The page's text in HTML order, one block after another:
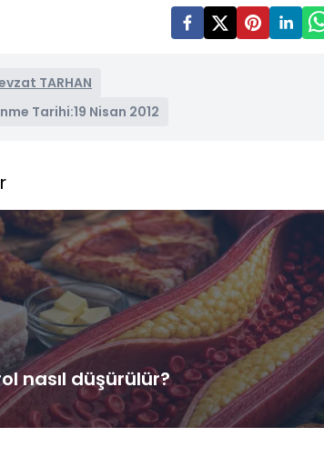
TARHAN
Tarihi:19 Nisan 2012
nasıl düşürülür?